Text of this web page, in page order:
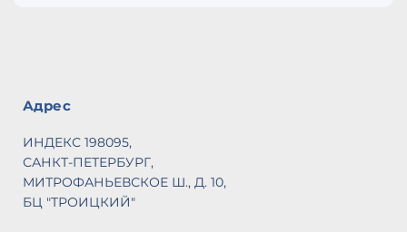
Адрес
ИНДЕКС 198095,
САНКТ-ПЕТЕРБУРГ,
МИТРОФАНЬЕВСКОЕ Ш., Д. 10,
БЦ "ТРОИЦКИЙ"